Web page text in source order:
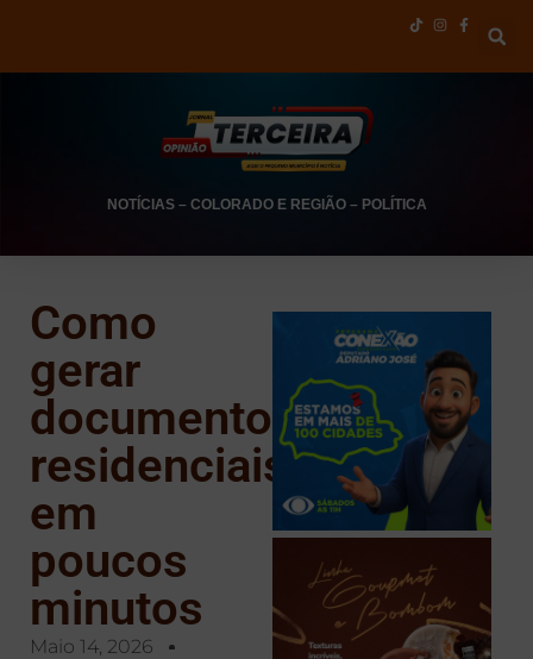
NOTÍCIAS– COLORADO E REGIÃO– POLÍTICA
Como
gerar
documentos
residenciais
em
poucos
minutos
Maio 14, 2026